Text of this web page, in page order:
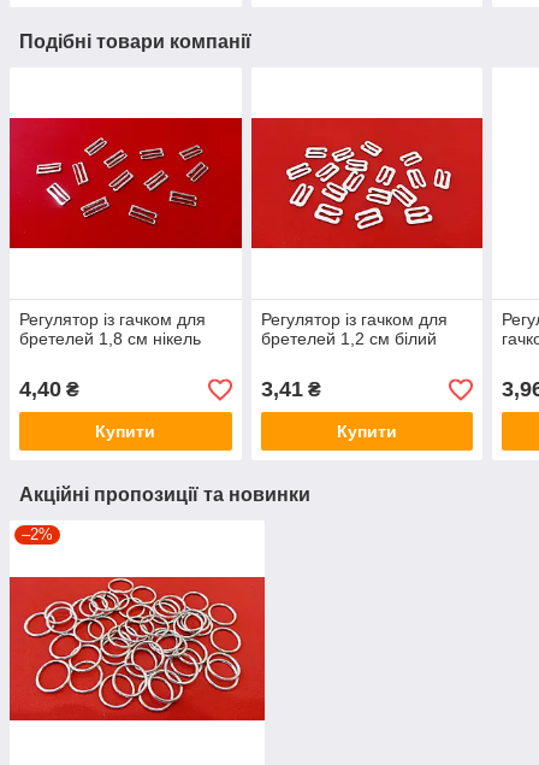
Подібні товари компанії
Регулятор із гачком для
бретелей 1,8 см нікель
4,40 ₴
Купити
Регулятор із гачком для
бретелей 1,2 см білий
3,41₴
Купити
Акційні пропозиції та новинки
–2%